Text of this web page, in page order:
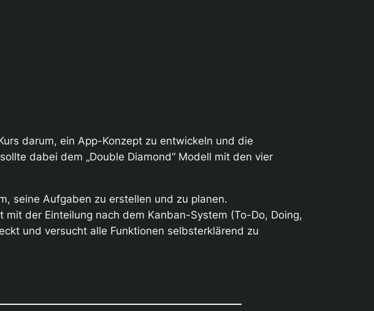
darum, ein App-Konzept zu entwickeln und die
dabei dem „Double Diamond“ Modell mit den vier
seine Aufgaben zu erstellen und zu planen.
der Einteilung nach dem Kanban-System (To-Do, Doing,
und versucht alle Funktionen selbsterklärend zu